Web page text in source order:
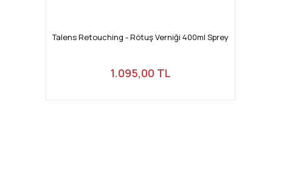
Talens Retouching - Rötuş Verniği 400ml Sprey
1.095,00 TL